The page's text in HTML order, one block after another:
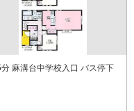
麻溝台中学校入口 バス停下